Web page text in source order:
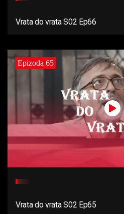
Vrata do vrata S02 Ep66
Epizoda 65
Vrata do vrata S02 Ep65